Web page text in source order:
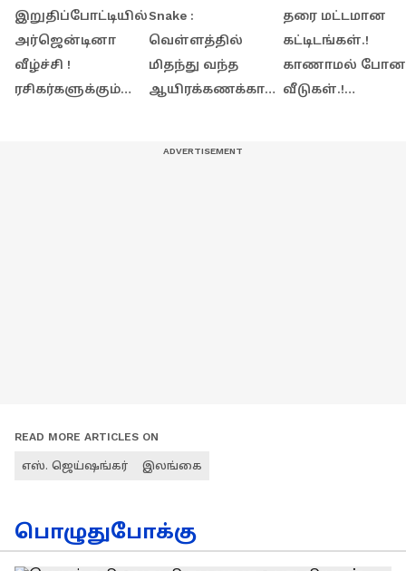
இறுதிப்போட்டியில்
அர்ஜென்டினா
வீழ்ச்சி !
ரசிகர்களுக்கும்
Snake :
வெள்ளத்தில்
மிதந்து வந்த
ஆயிரக்கணக்கான
தரை மட்டமான
கட்டிடங்கள்.!
காணாமல் போன
வீடுகள்.!
READ MORE ARTICLES ON
எஸ். ஜெய்ஷங்கர் இலங்கை
பொழுதுபோக்கு